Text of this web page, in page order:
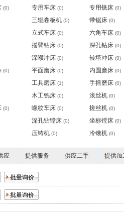
(0) 专用车床 (0) 专用铣床 (0)
三辊卷板机 (0) 带锯床 (0)
立式车床 (0) 六角车床 (0)
摇臂钻床 (0) 深孔钻床 (0)
深喉冲床 (0) 转塔冲床 (0)
(0) 平面磨床 (0) 内圆磨床 (0)
工具磨床 (1) 手摇磨床 (0)
木工铣床 (0) 滚丝机 (0)
(0) 螺纹车床 (0) 搓丝机 (0)
深孔钻镗床 (0) 坐标镗床 (0)
压铸机 (0) 冷镦机 (0)
应 提供服务 供应二手 提供加